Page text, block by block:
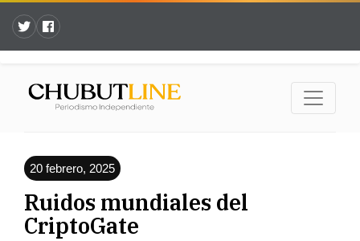
20 febrero, 2025
Ruidos mundiales del
CriptoGate